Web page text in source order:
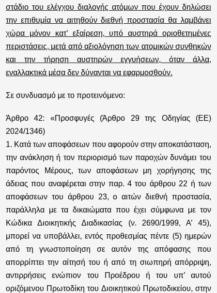
στάδιο του ελέγχου διαλογής ατόμων που έχουν δηλώσει
την επιθυμία να αιτηθούν διεθνή προστασία θα λαμβάνει
χώρα μόνον κατ’ εξαίρεση, υπό αυστηρά οριοθετημένες
περιστάσεις, μετά από αξιολόγηση των ατομικών συνθηκών
και την τήρηση αυστηρών εγγυήσεων, όταν άλλα,
εναλλακτικά μέσα δεν δύνανται να εφαρμοσθούν.
Σε συνδυασμό με το προτεινόμενο:
Άρθρο 42: «Προσφυγές (Άρθρο 29 της Οδηγίας (ΕΕ)
2024/1346)
1. Κατά των αποφάσεων που αφορούν στην αποκατάσταση,
την ανάκληση ή τον περιορισμό των παροχών δυνάμει του
παρόντος Μέρους, των αποφάσεων μη χορήγησης της
άδειας που αναφέρεται στην παρ. 4 του άρθρου 22 ή των
αποφάσεων του άρθρου 23, ο αιτών διεθνή προστασία,
παράλληλα με τα δικαιώματα που έχει σύμφωνα με τον
Κώδικα Διοικητικής Διαδικασίας (ν. 2690/1999, Α’ 45),
μπορεί να υποβάλλει, εντός προθεσμίας πέντε (5) ημερών
από τη γνωστοποίηση σε αυτόν της απόφασης που
απορρίπτει την αίτησή του ή από τη σιωπηρή απόρριψη,
αντιρρήσεις ενώπιον του Προέδρου ή του υπ’ αυτού
οριζόμενου Πρωτοδίκη του Διοικητικού Πρωτοδικείου, στην